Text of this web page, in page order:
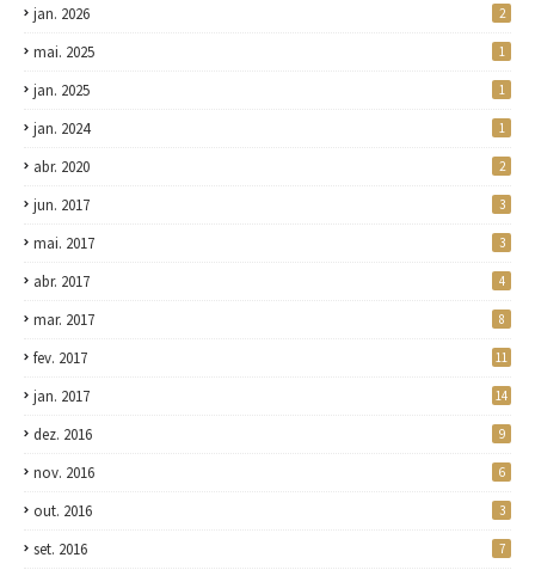
jan. 2026 2
mai. 2025 1
jan. 2025 1
jan. 2024 1
abr. 2020 2
jun. 2017 3
mai. 2017 3
abr. 2017 4
mar. 2017 8
fev. 2017 11
jan. 2017 14
dez. 2016 9
nov. 2016 6
out. 2016 3
set. 2016 7